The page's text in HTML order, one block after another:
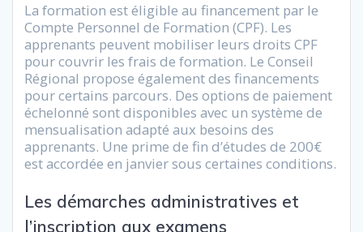
La formation est éligible au financement par le
Compte Personnel de Formation (CPF). Les
apprenants peuvent mobiliser leurs droits CPF
pour couvrir les frais de formation. Le Conseil
Régional propose également des financements
pour certains parcours. Des options de paiement
échelonné sont disponibles avec un système de
mensualisation adapté aux besoins des
apprenants. Une prime de fin d’études de 200€
est accordée en janvier sous certaines conditions.
Les démarches administratives et
l’inscription aux examens